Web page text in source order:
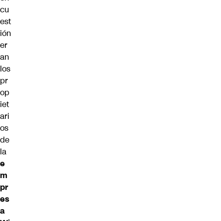
cu
est
ión
er
an
los
pr
op
iet
ari
os
de
la
e
m
pr
es
a